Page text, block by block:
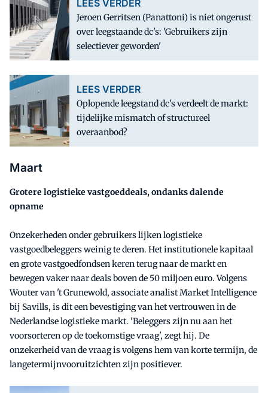
LEES VERDER
Jeroen Gerritsen (Panattoni) is niet ongerust
over leegstaande dc's: 'Gebruikers zijn
selectiever geworden'
LEES VERDER
Oplopende leegstand dc's verdeelt de markt:
tijdelijke mismatch of structureel
overaanbod?
Maart
Grotere logistieke vastgoeddeals, ondanks dalende
opname
Onzekerheden onder gebruikers lijken logistieke
vastgoedbeleggers weinig te deren. Het institutionele kapitaal
en grote vastgoedfondsen keren terug naar de markt en
bewegen vaker naar deals boven de 50 miljoen euro. Volgens
Wouter van 't Grunewold, associate analist Market Intelligence
bij Savills, is dit een bevestiging van het vertrouwen in de
Nederlandse logistieke markt. 'Beleggers zijn nu aan het
voorsorteren op de toekomstige vraag', zegt hij. De
onzekerheid van de vraag is volgens hem van korte termijn, de
langetermijnvooruitzichten zijn positiever.